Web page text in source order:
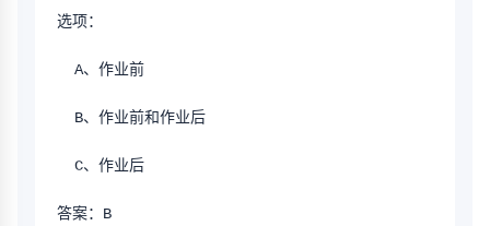
选项：
  A、作业前
  B、作业前和作业后
  C、作业后
答案：B